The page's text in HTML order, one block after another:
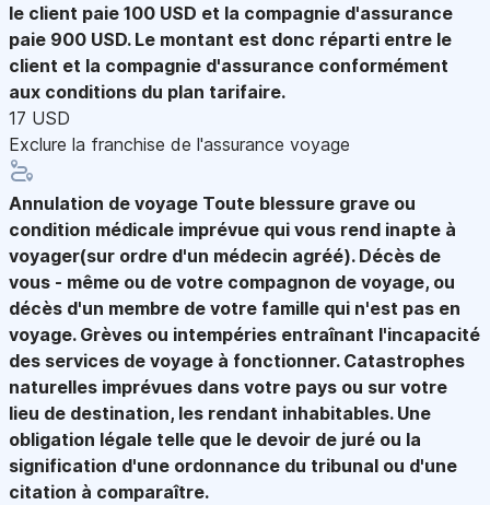
le client paie 100 USD et la compagnie d'assurance
paie 900 USD. Le montant est donc réparti entre le
client et la compagnie d'assurance conformément
aux conditions du plan tarifaire.
17 USD
Exclure la franchise de l'assurance voyage
Annulation de voyage Toute blessure grave ou
condition médicale imprévue qui vous rend inapte à
voyager(sur ordre d'un médecin agréé). Décès de
vous - même ou de votre compagnon de voyage, ou
décès d'un membre de votre famille qui n'est pas en
voyage. Grèves ou intempéries entraînant l'incapacité
des services de voyage à fonctionner. Catastrophes
naturelles imprévues dans votre pays ou sur votre
lieu de destination, les rendant inhabitables. Une
obligation légale telle que le devoir de juré ou la
signification d'une ordonnance du tribunal ou d'une
citation à comparaître.